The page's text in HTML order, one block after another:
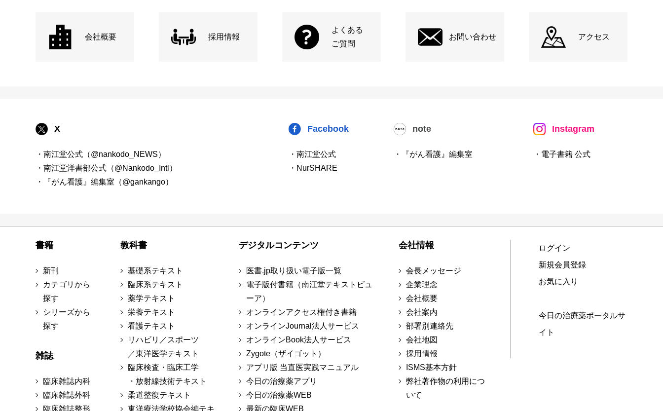
会社概要 採用情報
よくある
ご質問
お問い合わせ アクセス
X
・南江堂公式（@nankodo_NEWS）
・南江堂洋書部公式（@Nankodo_Intl）
・『がん看護』編集室（@gankango）
Facebook
・南江堂公式
・NurSHARE
note
・『がん看護』編集室
Instagram
・電子書籍 公式
書籍
新刊
カテゴリから
探す
シリーズから
探す
雑誌
臨床雑誌内科
臨床雑誌外科
臨床雑誌整形
教科書
基礎系テキスト
臨床系テキスト
薬学テキスト
栄養テキスト
看護テキスト
リハビリ／スポーツ
／東洋医学テキスト
臨床検査・臨床工学
・放射線技術テキスト
柔道整復テキスト
東洋療法学校協会編テキ
デジタルコンテンツ
医書.jp取り扱い電子版一覧
電子版付書籍（南江堂テキストビュ
ーア）
オンラインアクセス権付き書籍
オンラインJournal法人サービス
オンラインBook法人サービス
Zygote（ザイゴット）
アプリ版 当直医実践マニュアル
今日の治療薬アプリ
今日の治療薬WEB
最新の臨床WEB
会社情報
会長メッセージ
企業理念
会社概要
会社案内
部署別連絡先
会社地図
採用情報
ISMS基本方針
弊社著作物の利用につ
いて
ログイン
新規会員登録
お気に入り
今日の治療薬ポータルサ
イト